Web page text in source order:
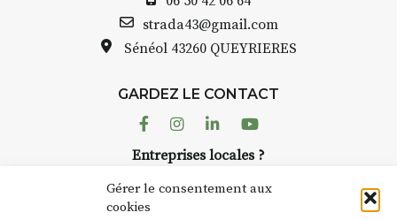
Gérer le consentement aux
cookies
* Incontournable : l'exposition «
Inventerre » A travers
l'exposition « Inventerre »
Dieu, partez sur les pas
d'Adrian Anderson,
collectionneur éclairé de
céramiques contemporaines.
novembre. Horaires : 10h -
12h30 et 14h – 18h (tous les
Bernard TURLE Le Fumoir n’est
pas une galerie permanente.
AuzonToujours organise
dans le village. Des artistes et
caves, les granges d’Auzon. Le
Fumoir est l’un de ces espaces
strada43@gmail.com
Sénéol 43260 QUEYRIERES
GARDEZ LE CONTACT
FacebookInstagram
LinkedinYoutube
Entreprises locales ?